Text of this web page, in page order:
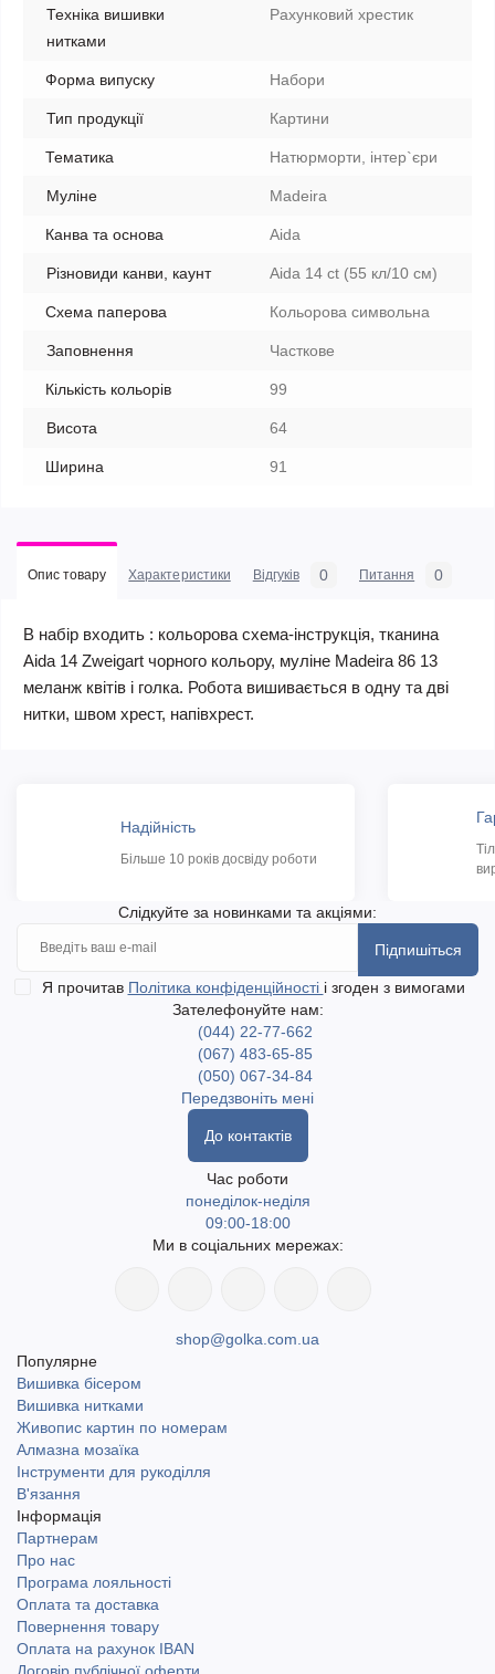
Техніка вишивки
нитками
Рахунковий хрестик
Форма випуску Набори
Тип продукції Картини
Тематика Натюрморти, інтер`єри
Муліне Madeira
Канва та основа Aida
Різновиди канви, каунт Aida 14 ct (55 кл/10 см)
Схема паперова Кольорова символьна
Заповнення Часткове
Кількість кольорів 99
Висота 64
Ширина 91
Опис товару Характеристики Відгуків 0 Питання 0
В набір входить : кольорова схема-інструкція, тканина
Aida 14 Zweigart чорного кольору, муліне Madeira 86 13
меланж квітів і голка. Робота вишивається в одну та дві
нитки, швом хрест, напівхрест.
Надійність
Більше 10 років досвіду роботи
Слідкуйте за новинками та акціями:
Підпишіться
Я прочитав Політика конфіденційності і згоден з вимогами
Зателефонуйте нам:
(044) 22-77-662
(067) 483-65-85
(050) 067-34-84
Передзвоніть мені
До контактів
Час роботи
понеділок-неділя
09:00-18:00
Ми в соціальних мережах:
shop@golka.com.ua
Популярне
Вишивка бісером
Вишивка нитками
Живопис картин по номерам
Алмазна мозаїка
Інструменти для рукоділля
В'язання
Інформація
Партнерам
Про нас
Програма лояльності
Оплата та доставка
Повернення товару
Оплата на рахунок IBAN